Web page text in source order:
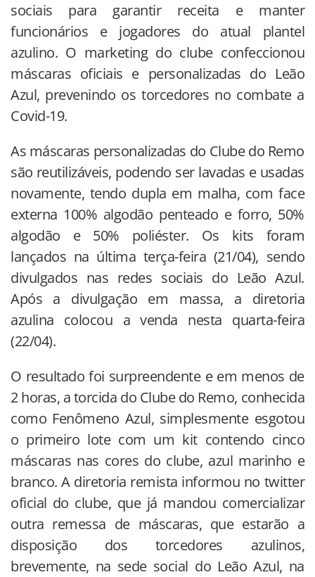
sociais para garantir receita e manter
funcionários e jogadores do atual plantel
azulino. O marketing do clube confeccionou
máscaras oficiais e personalizadas do Leão
Azul, prevenindo os torcedores no combate a
Covid-19.
As máscaras personalizadas do Clube do Remo
são reutilizáveis, podendo ser lavadas e usadas
novamente, tendo dupla em malha, com face
externa 100% algodão penteado e forro, 50%
algodão e 50% poliéster. Os kits foram
lançados na última terça-feira (21/04), sendo
divulgados nas redes sociais do Leão Azul.
Após a divulgação em massa, a diretoria
azulina colocou a venda nesta quarta-feira
(22/04).
O resultado foi surpreendente e em menos de
2 horas, a torcida do Clube do Remo, conhecida
como Fenômeno Azul, simplesmente esgotou
o primeiro lote com um kit contendo cinco
máscaras nas cores do clube, azul marinho e
branco. A diretoria remista informou no twitter
oficial do clube, que já mandou comercializar
outra remessa de máscaras, que estarão a
disposição dos torcedores azulinos,
brevemente, na sede social do Leão Azul, na